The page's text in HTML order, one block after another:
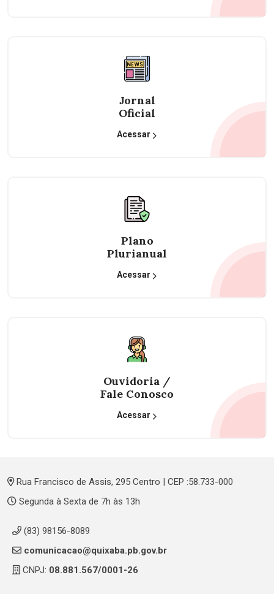
Jornal
Oficial
Acessar
Plano
Plurianual
Acessar
Ouvidoria /
Fale Conosco
Acessar
Rua Francisco de Assis, 295 Centro | CEP :58.733-000
Segunda à Sexta de 7h às 13h
(83) 98156-8089
comunicacao@quixaba.pb.gov.br
CNPJ: 08.881.567/0001-26